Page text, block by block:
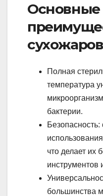
Основные
сухожаров
Полная
температура
бактерии.
что делает их
инструментов
большинства